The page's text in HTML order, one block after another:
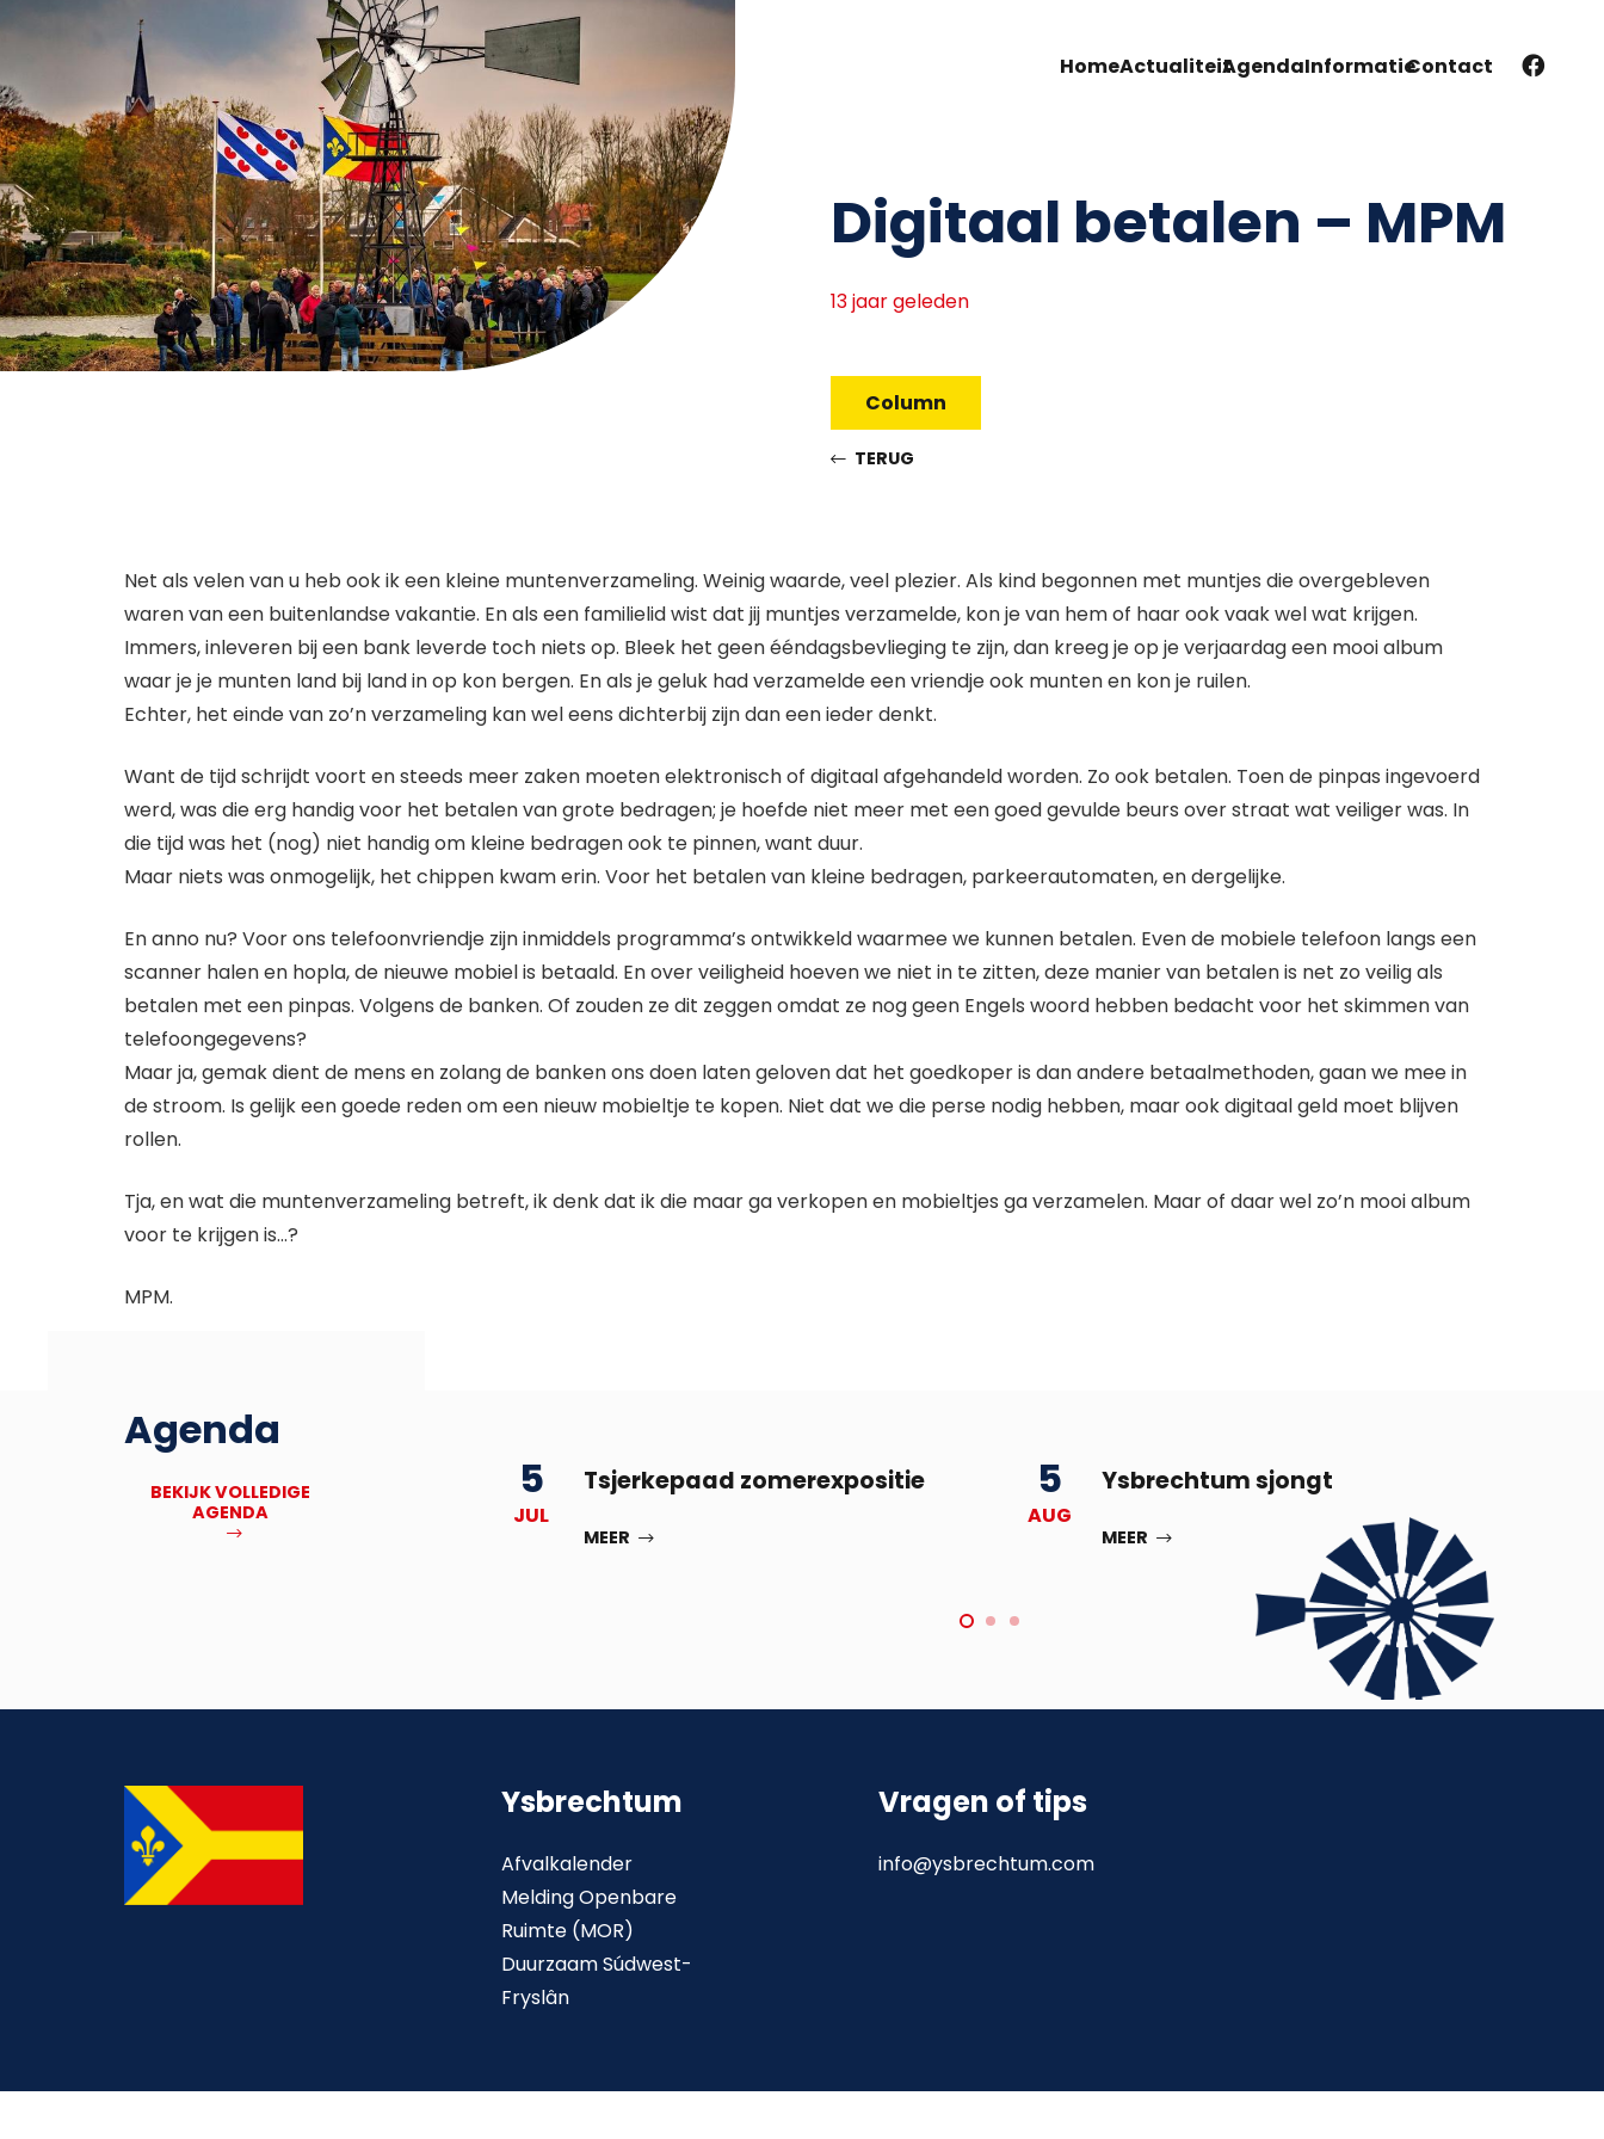
HomeActualiteitAgendaInformatieContact
Digitaal betalen – MPM
13 jaar geleden
Column
TERUG
Net als velen van u heb ook ik een kleine muntenverzameling. Weinig waarde, veel plezier. Als kind begonnen met muntjes die overgebleven
waren van een buitenlandse vakantie. En als een familielid wist dat jij muntjes verzamelde, kon je van hem of haar ook vaak wel wat krijgen.
Immers, inleveren bij een bank leverde toch niets op. Bleek het geen ééndagsbevlieging te zijn, dan kreeg je op je verjaardag een mooi album
waar je je munten land bij land in op kon bergen. En als je geluk had verzamelde een vriendje ook munten en kon je ruilen.
Echter, het einde van zo’n verzameling kan wel eens dichterbij zijn dan een ieder denkt.
Want de tijd schrijdt voort en steeds meer zaken moeten elektronisch of digitaal afgehandeld worden. Zo ook betalen. Toen de pinpas ingevoerd
werd, was die erg handig voor het betalen van grote bedragen; je hoefde niet meer met een goed gevulde beurs over straat wat veiliger was. In
die tijd was het (nog) niet handig om kleine bedragen ook te pinnen, want duur.
Maar niets was onmogelijk, het chippen kwam erin. Voor het betalen van kleine bedragen, parkeerautomaten, en dergelijke.
En anno nu? Voor ons telefoonvriendje zijn inmiddels programma’s ontwikkeld waarmee we kunnen betalen. Even de mobiele telefoon langs een
scanner halen en hopla, de nieuwe mobiel is betaald. En over veiligheid hoeven we niet in te zitten, deze manier van betalen is net zo veilig als
betalen met een pinpas. Volgens de banken. Of zouden ze dit zeggen omdat ze nog geen Engels woord hebben bedacht voor het skimmen van
telefoongegevens?
Maar ja, gemak dient de mens en zolang de banken ons doen laten geloven dat het goedkoper is dan andere betaalmethoden, gaan we mee in
de stroom. Is gelijk een goede reden om een nieuw mobieltje te kopen. Niet dat we die perse nodig hebben, maar ook digitaal geld moet blijven
rollen.
Tja, en wat die muntenverzameling betreft, ik denk dat ik die maar ga verkopen en mobieltjes ga verzamelen. Maar of daar wel zo’n mooi album
voor te krijgen is…?
MPM.
Agenda
BEKIJK VOLLEDIGE
AGENDA
Deadline Bronbankpraet 5
JUL
Tsjerkepaad zomerexpositie
MEER
5
AUG
Ysbrechtum sjongt
MEER
Ysbrechtum
Afvalkalender
Melding Openbare
Ruimte (MOR)
Duurzaam Súdwest-
Fryslân
Vragen of tips
info@ysbrechtum.com